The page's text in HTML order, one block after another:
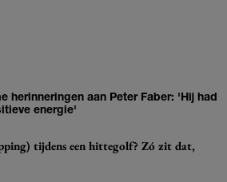
herinneringen aan Peter Faber: 'Hij had
energie'
tijdens een hittegolf? Zó zit dat,